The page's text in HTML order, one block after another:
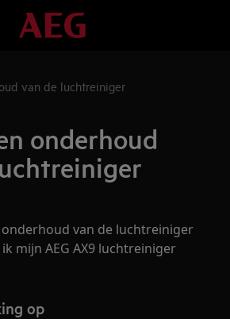
van de luchtreiniger
onderhoud
van de luchtreiniger
mijn AEG AX9 luchtreiniger
op